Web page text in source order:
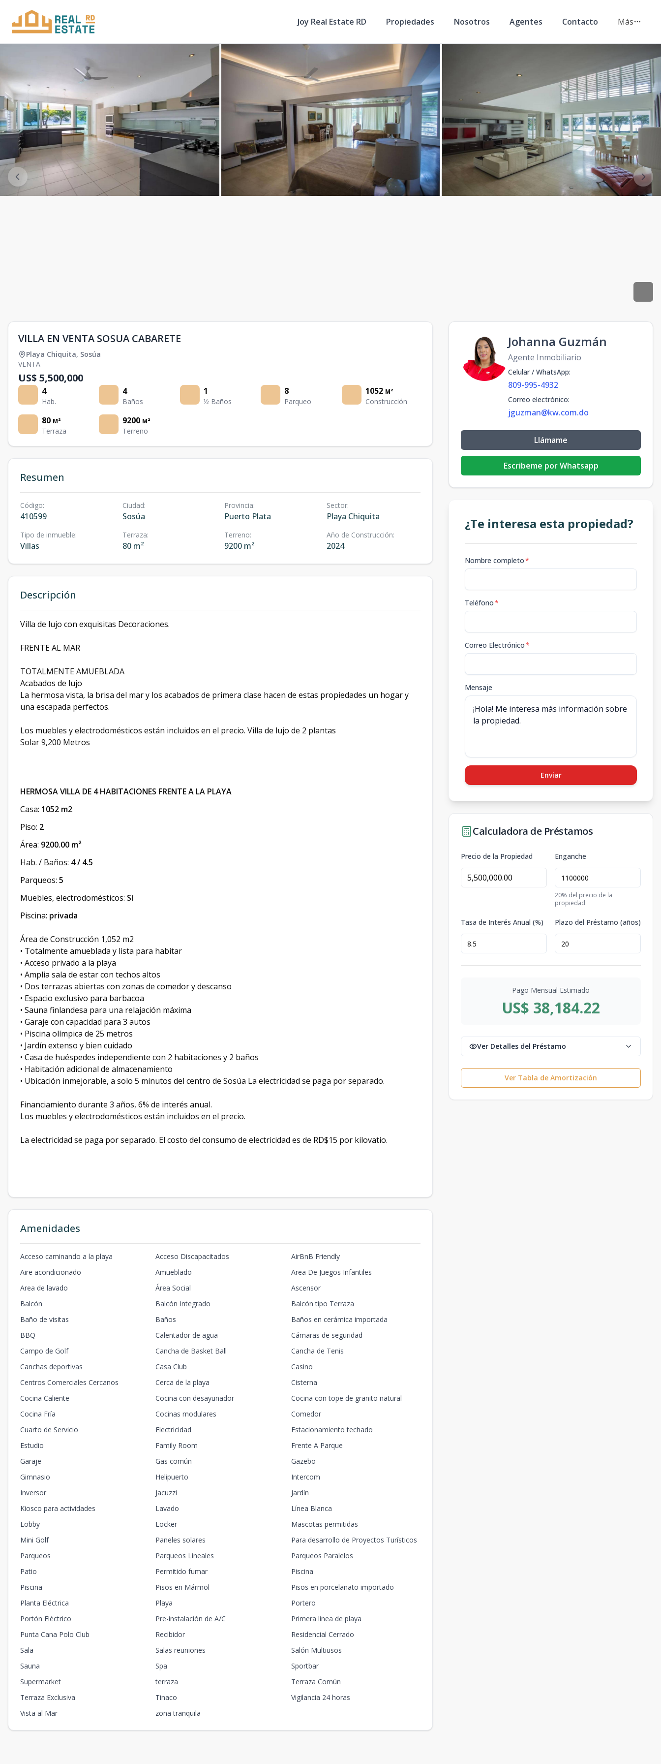
Joy Real Estate RD Propiedades Nosotros Agentes Contacto Más
VILLA EN VENTA SOSUA CABARETE
Playa Chiquita, Sosúa
VENTA
US$ 5,500,000
4
Hab.
4
Baños
1
½ Baños
8
Parqueo
1052 M²
Construcción
80 M²
Terraza
9200 M²
Terreno
Resumen
Código:
410599
Ciudad:
Sosúa
Provincia:
Puerto Plata
Sector:
Playa Chiquita
Tipo de inmueble:
Villas
Terraza:
80 m²
Terreno:
9200 m²
Año de Construcción:
2024
Descripción
Villa de lujo con exquisitas Decoraciones.
FRENTE AL MAR
TOTALMENTE AMUEBLADA
Acabados de lujo
La hermosa vista, la brisa del mar y los acabados de primera clase hacen de estas propiedades un hogar y
una escapada perfectos.
Los muebles y electrodomésticos están incluidos en el precio. Villa de lujo de 2 plantas
Solar 9,200 Metros
HERMOSA VILLA DE 4 HABITACIONES FRENTE A LA PLAYA
Casa: 1052 m2
Piso: 2
Área: 9200.00 m²
Hab. / Baños: 4 / 4.5
Parqueos: 5
Muebles, electrodomésticos: Sí
Piscina: privada
Área de Construcción 1,052 m2
• Totalmente amueblada y lista para habitar
• Acceso privado a la playa
• Amplia sala de estar con techos altos
• Dos terrazas abiertas con zonas de comedor y descanso
• Espacio exclusivo para barbacoa
• Sauna finlandesa para una relajación máxima
• Garaje con capacidad para 3 autos
• Piscina olímpica de 25 metros
• Jardín extenso y bien cuidado
• Casa de huéspedes independiente con 2 habitaciones y 2 baños
• Habitación adicional de almacenamiento
• Ubicación inmejorable, a solo 5 minutos del centro de Sosúa La electricidad se paga por separado.
Financiamiento durante 3 años, 6% de interés anual.
Los muebles y electrodomésticos están incluidos en el precio.
La electricidad se paga por separado. El costo del consumo de electricidad es de RD$15 por kilovatio.
Amenidades
Acceso caminando a la playa Acceso Discapacitados
AirBnB Friendly
Aire acondicionado
Amueblado
Area De Juegos Infantiles
Area de lavado
Área Social
Ascensor
Balcón
Balcón Integrado
Balcón tipo Terraza
Baño de visitas
Baños
Baños en cerámica importada
BBQ
Calentador de agua
Cámaras de seguridad
Campo de Golf
Cancha de Basket Ball
Cancha de Tenis
Canchas deportivas
Casa Club
Casino
Centros Comerciales Cercanos
Cerca de la playa
Cisterna
Cocina Caliente
Cocina con desayunador
Cocina con tope de granito natural
Cocina Fría
Cocinas modulares
Comedor
Cuarto de Servicio
Electricidad
Estacionamiento techado
Estudio
Family Room
Frente A Parque
Garaje
Gas común
Gazebo
Gimnasio
Helipuerto
Intercom
Inversor
Jacuzzi
Jardín
Kiosco para actividades
Lavado
Línea Blanca
Lobby
Locker
Mascotas permitidas
Mini Golf
Paneles solares
Para desarrollo de Proyectos Turísticos
Parqueos
Parqueos Lineales
Parqueos Paralelos
Patio
Permitido fumar
Piscina
Piscina
Pisos en Mármol
Pisos en porcelanato importado
Planta Eléctrica
Playa
Portero
Portón Eléctrico
Pre-instalación de A/C
Primera linea de playa
Punta Cana Polo Club
Recibidor
Residencial Cerrado
Sala
Salas reuniones
Salón Multiusos
Sauna
Spa
Sportbar
Supermarket
terraza
Terraza Común
Terraza Exclusiva
Tinaco
Vigilancia 24 horas
Vista al Mar
zona tranquila
Johanna Guzmán
Agente Inmobiliario
Celular / WhatsApp:
809-995-4932
Correo electrónico:
jguzman@kw.com.do
Llámame
Escribeme por Whatsapp
¿Te interesa esta propiedad?
Nombre completo*
Teléfono*
Correo Electrónico*
Mensaje
Enviar
Calculadora de Préstamos
Precio de la Propiedad Enganche
20% del precio de la
propiedad
Tasa de Interés Anual (%) Plazo del Préstamo (años)
Pago Mensual Estimado
US$ 38,184.22
Ver Detalles del Préstamo
Ver Tabla de Amortización